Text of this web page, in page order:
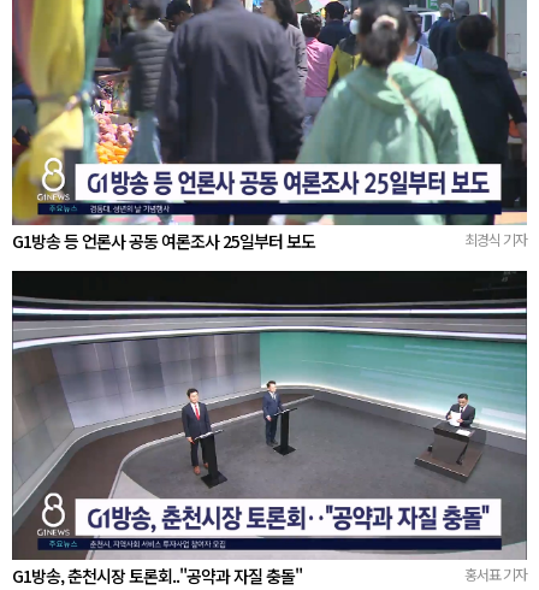
G1방송 등 언론사 공동 여론조사 25일부터 보도 최경식 기자
G1방송, 춘천시장 토론회.."공약과 자질 충돌" 홍서표 기자